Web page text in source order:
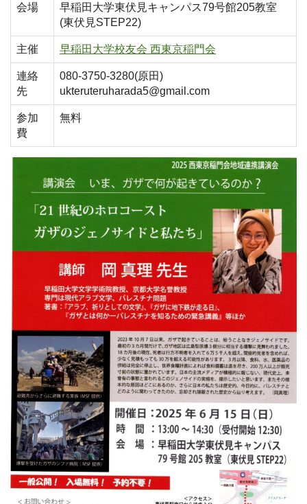
会場
早稲田大学東伏見キャンパス79号館205教室
(東伏見STEP22)
主催 早稲田大学校友会 西東京稲門会
連絡
先
080-3750-3280(原田)
ukteruteruharada5@gmail.com
参加
費
無料